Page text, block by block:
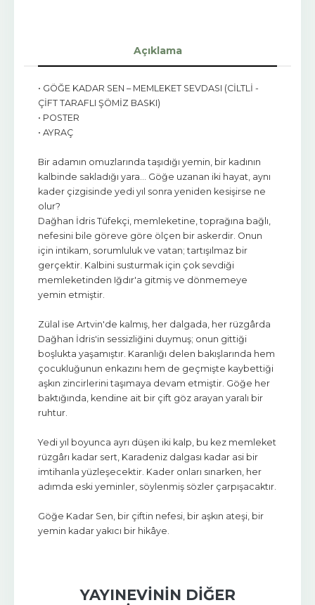
Açıklama
• GÖĞE KADAR SEN – MEMLEKET SEVDASI (CİLTLİ -
ÇİFT TARAFLI ŞÖMİZ BASKI)
• POSTER
• AYRAÇ
Bir adamın omuzlarında taşıdığı yemin, bir kadının
kalbinde sakladığı yara… Göğe uzanan iki hayat, aynı
kader çizgisinde yedi yıl sonra yeniden kesişirse ne
olur?
Dağhan İdris Tüfekçi, memleketine, toprağına bağlı,
nefesini bile göreve göre ölçen bir askerdir. Onun
için intikam, sorumluluk ve vatan; tartışılmaz bir
gerçektir. Kalbini susturmak için çok sevdiği
memleketinden Iğdır'a gitmiş ve dönmemeye
yemin etmiştir.
Zülal ise Artvin'de kalmış, her dalgada, her rüzgârda
Dağhan İdris'in sessizliğini duymuş; onun gittiği
boşlukta yaşamıştır. Karanlığı delen bakışlarında hem
çocukluğunun enkazını hem de geçmişte kaybettiği
aşkın zincirlerini taşımaya devam etmiştir. Göğe her
baktığında, kendine ait bir çift göz arayan yaralı bir
ruhtur.
Yedi yıl boyunca ayrı düşen iki kalp, bu kez memleket
rüzgârı kadar sert, Karadeniz dalgası kadar asi bir
imtihanla yüzleşecektir. Kader onları sınarken, her
adımda eski yeminler, söylenmiş sözler çarpışacaktır.
Göğe Kadar Sen, bir çiftin nefesi, bir aşkın ateşi, bir
yemin kadar yakıcı bir hikâye.
YAYINEVININ DIĞER